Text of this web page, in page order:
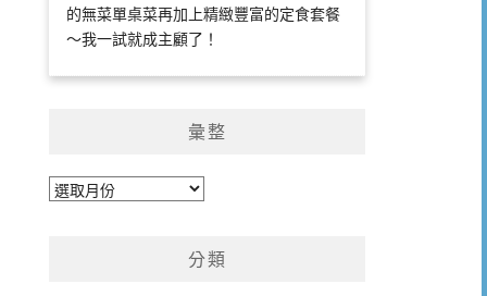
的無菜單桌菜再加上精緻豐富的定食套餐
～我一試就成主顧了！
彙整
彙
分類